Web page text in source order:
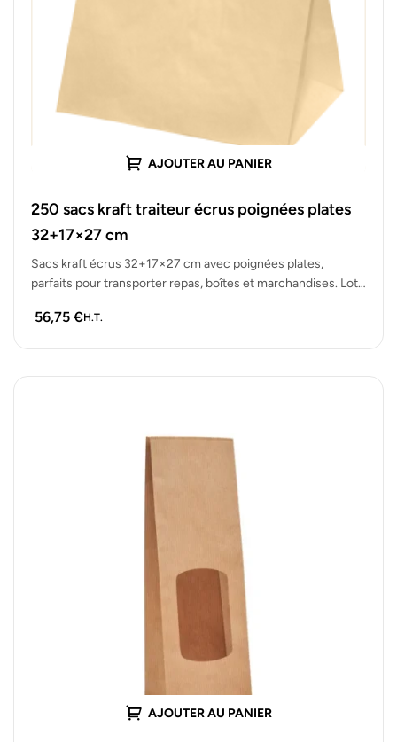
AJOUTER AU PANIER
250 sacs kraft traiteur écrus poignées plates
32+17×27 cm
Sacs kraft écrus 32+17×27 cm avec poignées plates,
parfaits pour transporter repas, boîtes et marchandises. Lot
56,75 €H.T.
AJOUTER AU PANIER